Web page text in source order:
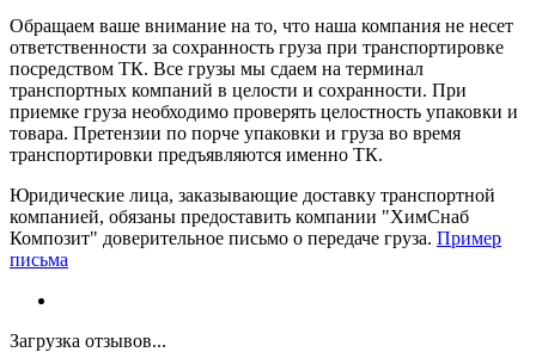
Обращаем ваше внимание на то, что наша компания не несет
ответственности за сохранность груза при транспортировке
посредством ТК. Все грузы мы сдаем на терминал
транспортных компаний в целости и сохранности. При
приемке груза необходимо проверять целостность упаковки и
товара. Претензии по порче упаковки и груза во время
транспортировки предъявляются именно ТК.
Юридические лица, заказывающие доставку транспортной
компанией, обязаны предоставить компании "ХимСнаб
Композит" доверительное письмо о передаче груза. Пример
письма
Загрузка отзывов...